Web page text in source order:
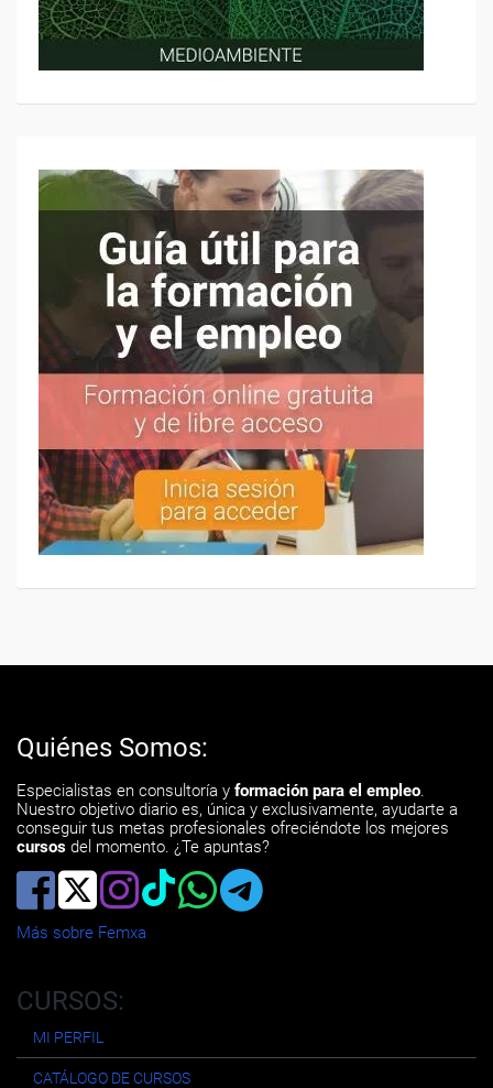
Quiénes Somos:
Especialistas en consultoría y formación para el empleo.
Nuestro objetivo diario es, única y exclusivamente, ayudarte a
conseguir tus metas profesionales ofreciéndote los mejores
cursos del momento. ¿Te apuntas?
Más sobre Femxa
CURSOS:
MI PERFIL
CATÁLOGO DE CURSOS